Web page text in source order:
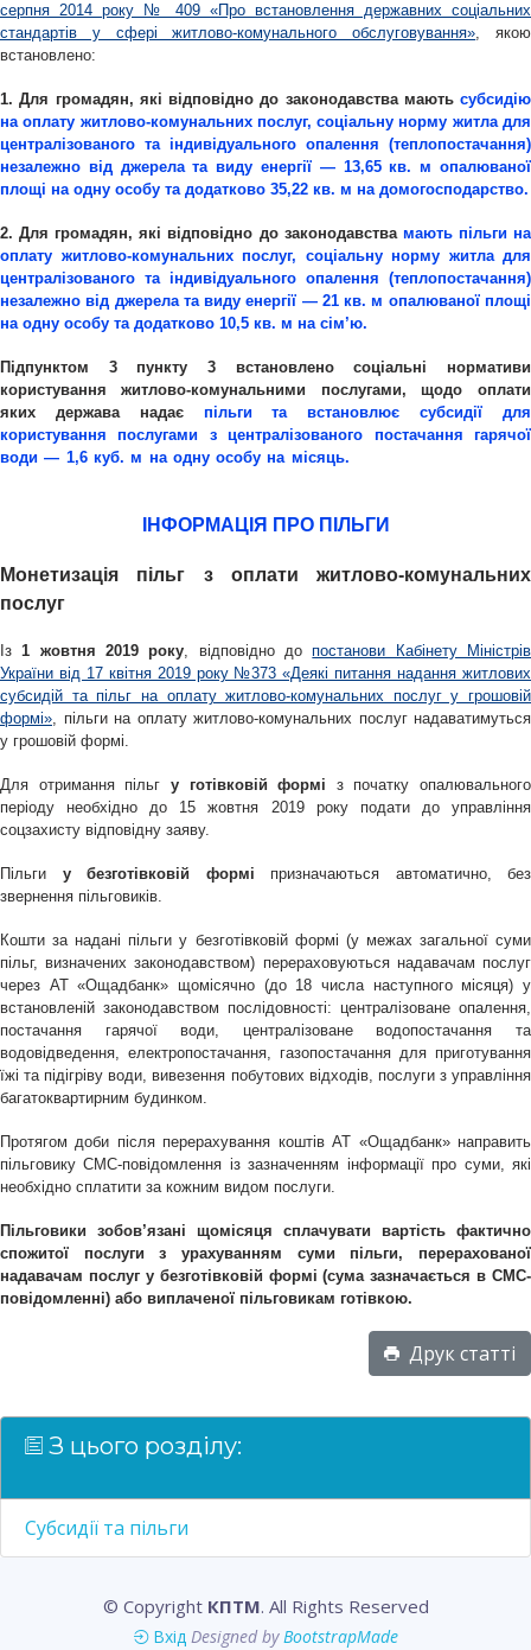
серпня 2014 року № 409 «Про встановлення державних соціальних
стандартів у сфері житлово-комунального обслуговування», якою
встановлено:
1. Для громадян, які відповідно до законодавства мають субсидію
на оплату житлово-комунальних послуг, соціальну норму житла для
централізованого та індивідуального опалення (теплопостачання)
незалежно від джерела та виду енергії — 13,65 кв. м опалюваної
площі на одну особу та додатково 35,22 кв. м на домогосподарство.
2. Для громадян, які відповідно до законодавства мають пільги на
оплату житлово-комунальних послуг, соціальну норму житла для
централізованого та індивідуального опалення (теплопостачання)
незалежно від джерела та виду енергії — 21 кв. м опалюваної площі
на одну особу та додатково 10,5 кв. м на сім’ю.
Підпунктом 3 пункту 3 встановлено соціальні нормативи
користування житлово-комунальними послугами, щодо оплати
яких держава надає пільги та встановлює субсидії для
користування послугами з централізованого постачання гарячої
води — 1,6 куб. м на одну особу на місяць.
ІНФОРМАЦІЯ ПРО ПІЛЬГИ
Монетизація пільг з оплати житлово-комунальних
послуг
Із1 жовтня 2019 року, відповідно допостанови Кабінету Міністрів
України від 17 квітня 2019 року №373 «Деякі питання надання житлових
субсидій та пільг на оплату житлово-комунальних послуг у грошовій
формі», пільги на оплату житлово-комунальних послуг надаватимуться
у грошовій формі.
Для отримання пільг у готівковій формі з початку опалювального
періоду необхідно до 15 жовтня 2019 року подати до управління
соцзахисту відповідну заяву.
Пільги у безготівковій формі призначаються автоматично, без
звернення пільговиків.
Кошти за надані пільги у безготівковій формі (у межах загальної суми
пільг, визначених законодавством) перераховуються надавачам послуг
через АТ «Ощадбанк» щомісячно (до 18 числа наступного місяця) у
встановленій законодавством послідовності: централізоване опалення,
постачання гарячої води, централізоване водопостачання та
водовідведення, електропостачання, газопостачання для приготування
їжі та підігріву води, вивезення побутових відходів, послуги з управління
багатоквартирним будинком.
Протягом доби після перерахування коштів АТ «Ощадбанк» направить
пільговику СМС-повідомлення із зазначенням інформації про суми, які
необхідно сплатити за кожним видом послуги.
Пільговики зобов’язані щомісяця сплачувати вартість фактично
спожитої послуги з урахуванням суми пільги, перерахованої
надавачам послуг у безготівковій формі (сума зазначається в СМС-
повідомленні) або виплаченої пільговикам готівкою.
Друк статті
З цього розділу:
Субсидії та пільги
© Copyright КПТМ. All Rights Reserved
Вхід Designed byBootstrapMade